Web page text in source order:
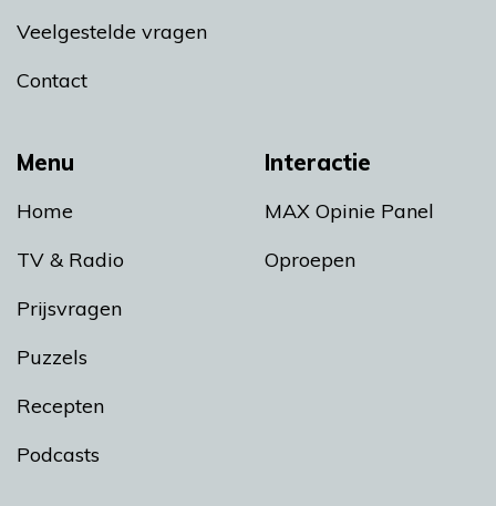
Menu
Home
TV & Radio
Prijsvragen
Puzzels
Recepten
Podcasts
Interactie
MAX Opinie Panel
Oproepen
Veelgestelde vragen
Contact